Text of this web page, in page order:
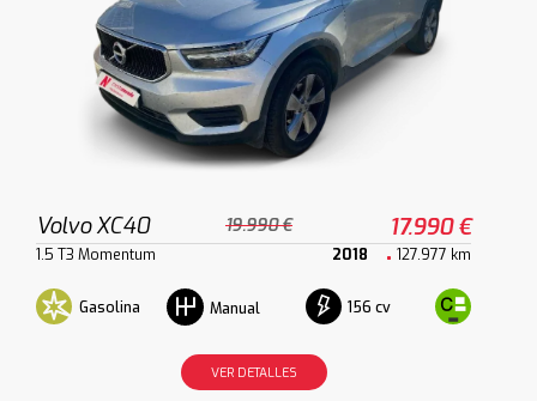
Volvo XC40 19.990 € 17.990 €
1.5 T3 Momentum 2018 127.977 km
Gasolina Manual 156 cv
VER DETALLES